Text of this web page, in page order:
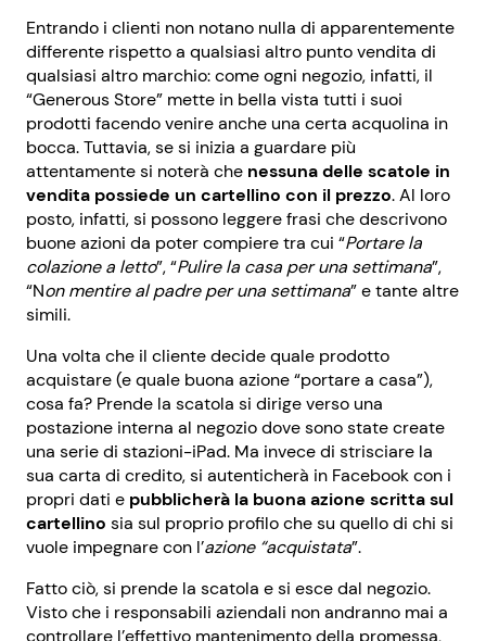
Entrando i clienti non notano nulla di apparentemente
differente rispetto a qualsiasi altro punto vendita di
qualsiasi altro marchio: come ogni negozio, infatti, il
“Generous Store” mette in bella vista tutti i suoi
prodotti facendo venire anche una certa acquolina in
bocca. Tuttavia, se si inizia a guardare più
attentamente si noterà che nessuna delle scatole in
vendita possiede un cartellino con il prezzo. Al loro
posto, infatti, si possono leggere frasi che descrivono
buone azioni da poter compiere tra cui “Portare la
colazione a letto”, “Pulire la casa per una settimana”,
“Non mentire al padre per una settimana” e tante altre
simili.
Una volta che il cliente decide quale prodotto
acquistare (e quale buona azione “portare a casa”),
cosa fa? Prende la scatola si dirige verso una
postazione interna al negozio dove sono state create
una serie di stazioni-iPad. Ma invece di strisciare la
sua carta di credito, si autenticherà in Facebook con i
propri dati e pubblicherà la buona azione scritta sul
cartellino sia sul proprio profilo che su quello di chi si
vuole impegnare con l’azione “acquistata”.
Fatto ciò, si prende la scatola e si esce dal negozio.
Visto che i responsabili aziendali non andranno mai a